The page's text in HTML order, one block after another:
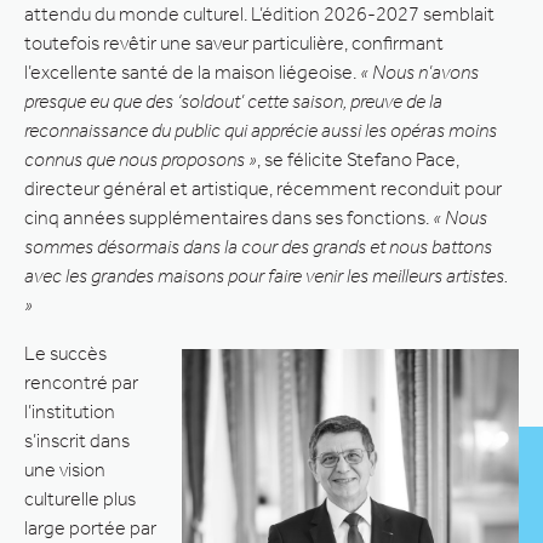
attendu du monde culturel. L’édition 2026-2027 semblait
toutefois revêtir une saveur particulière, confirmant
l’excellente santé de la maison liégeoise. « Nous n’avons
presque eu que des ‘soldout’ cette saison, preuve de la
reconnaissance du public qui apprécie aussi les opéras moins
connus que nous proposons » , se félicite Stefano Pace,
directeur général et artistique, récemment reconduit pour
cinq années supplémentaires dans ses fonctions. « Nous
sommes désormais dans la cour des grands et nous battons
avec les grandes maisons pour faire venir les meilleurs artistes.
»
Le succès
rencontré par
l’institution
s’inscrit dans
une vision
culturelle plus
large portée par